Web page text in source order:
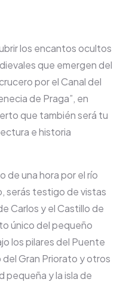
los encantos ocultos
que emergen del
por el Canal del
de Praga”, en
que también será tu
e historia
de una hora por el río
serás testigo de vistas
Carlos y el Castillo de
único del pequeño
los pilares del Puente
del Gran Priorato y otros
pequeña y la isla de